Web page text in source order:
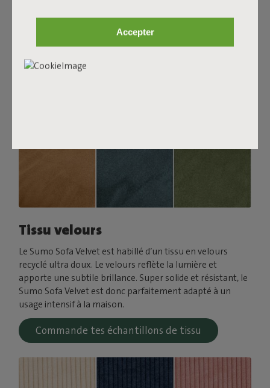
Accepter
Commande tes échantillons de tissu
Tissu velours
Le Sumo Sofa Velvet est habillé d’un tissu en velours
recyclé ultra doux. Le velours reflète la lumière et
apporte une subtile brillance. Super solide et résistant, le
Sumo Sofa Velvet est donc parfaitement adapté à un
usage intensif à la maison.
Commande tes échantillons de tissu